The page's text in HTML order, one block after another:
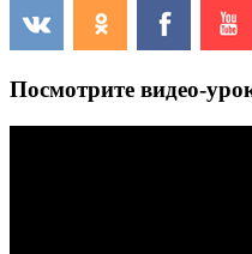
Посмотрите видео-